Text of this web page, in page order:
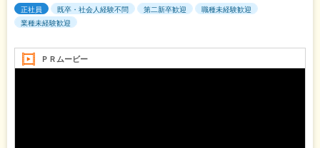
正社員 既卒・社会人経験不問 第二新卒歓迎
職種未経験歓迎
業種未経験歓迎
ＰＲムービー